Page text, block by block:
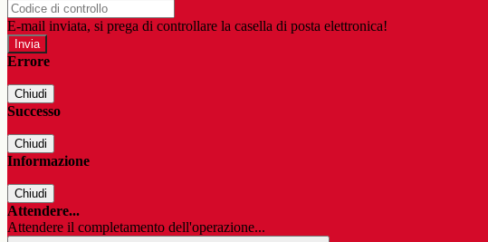
E-mail inviata, si prega di controllare la casella di posta elettronica!
Errore
Chiudi
Successo
Chiudi
Informazione
Chiudi
Attendere...
Attendere il completamento dell'operazione...